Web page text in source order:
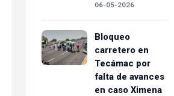
06-05-2026
Bloqueo
carretero en
Tecámac por
falta de avances
en caso Ximena